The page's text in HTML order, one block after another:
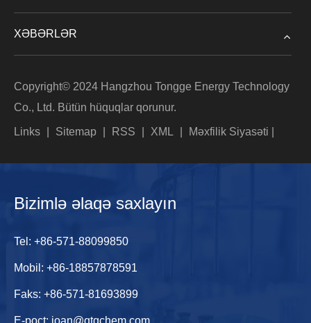
XƏBƏRLƏR
Copyright© 2024 Hangzhou Tongge Energy Technology
Co., Ltd. Bütün hüquqlar qorunur.
Links Sitemap RSS XML Məxfilik Siyasəti
Bizimlə əlaqə saxlayın
Tel: +86-571-88099850
Mobil: +86-18857878591
Faks: +86-571-81693899
E-poçt: joan@qtqchem.com